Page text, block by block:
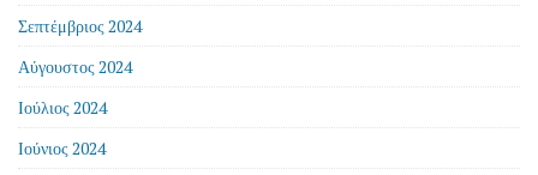
Σεπτέμβριος 2024
Αύγουστος 2024
Ιούλιος 2024
Ιούνιος 2024